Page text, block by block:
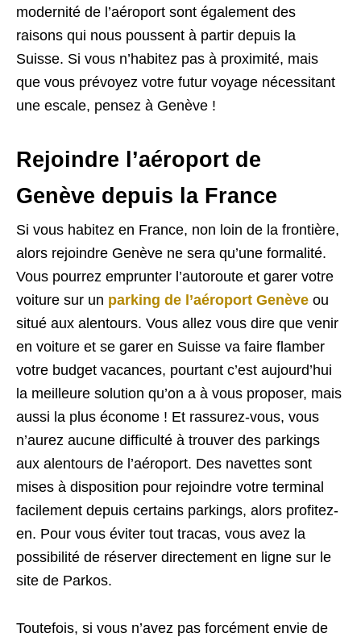
modernité de l’aéroport sont également des
raisons qui nous poussent à partir depuis la
Suisse. Si vous n’habitez pas à proximité, mais
que vous prévoyez votre futur voyage nécessitant
une escale, pensez à Genève !
Rejoindre l’aéroport de
Genève depuis la France
Si vous habitez en France, non loin de la frontière,
alors rejoindre Genève ne sera qu’une formalité.
Vous pourrez emprunter l’autoroute et garer votre
voiture sur un parking de l’aéroport Genève ou
situé aux alentours. Vous allez vous dire que venir
en voiture et se garer en Suisse va faire flamber
votre budget vacances, pourtant c’est aujourd’hui
la meilleure solution qu’on a à vous proposer, mais
aussi la plus économe ! Et rassurez-vous, vous
n’aurez aucune difficulté à trouver des parkings
aux alentours de l’aéroport. Des navettes sont
mises à disposition pour rejoindre votre terminal
facilement depuis certains parkings, alors profitez-
en. Pour vous éviter tout tracas, vous avez la
possibilité de réserver directement en ligne sur le
site de Parkos.
Toutefois, si vous n’avez pas forcément envie de